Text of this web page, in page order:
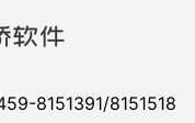
8151391/8151518